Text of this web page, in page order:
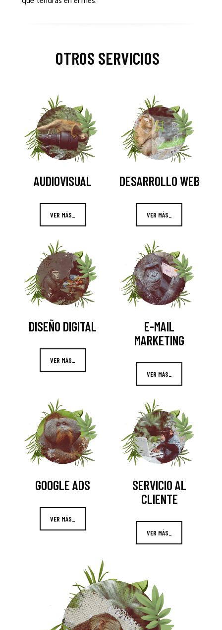
OTROS SERVICIOS
AUDIOVISUAL
VER MÁS_
DESARROLLO WEB
VER MÁS_
DISEÑO DIGITAL
VER MÁS_
E-MAIL
MARKETING
VER MÁS_
GOOGLE ADS
VER MÁS_
SERVICIO AL
CLIENTE
VER MÁS_